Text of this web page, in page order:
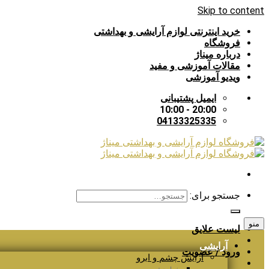
Skip to content
خرید اینترنتی لوازم آرایشی و بهداشتی
فروشگاه
درباره میناژ
مقالات آموزشی و مفید
ویدیو آموزشی
ایمیل پشتیبانی
20:00 - 10:00
04133325335
جستجو برای:
لیست علایق
ورود / عضویت
منو
آرایشی
آرایش چشم و ابرو